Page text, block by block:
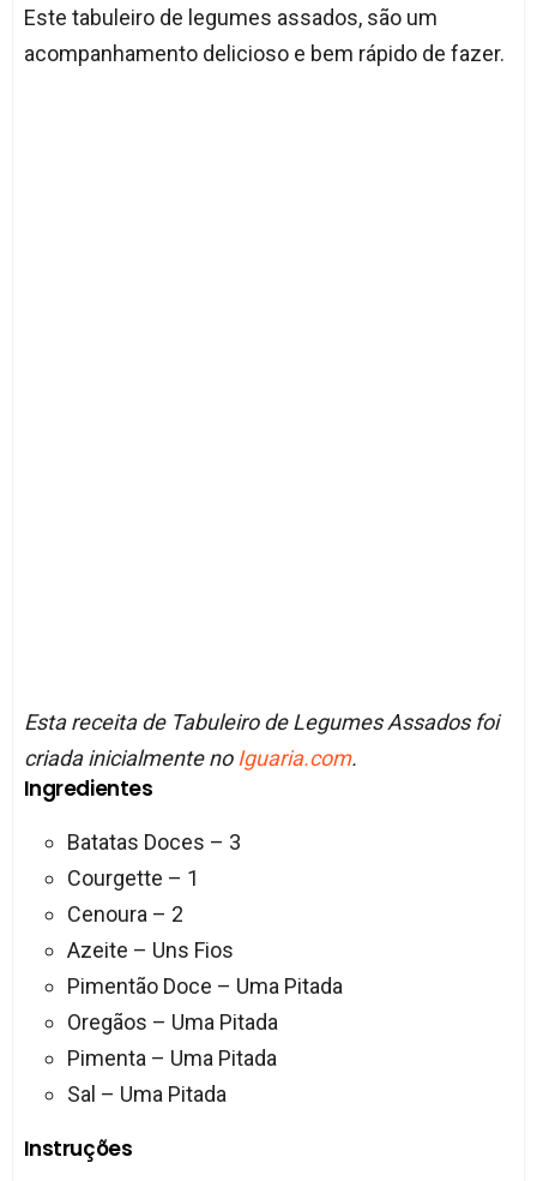
Este tabuleiro de legumes assados, são um
acompanhamento delicioso e bem rápido de fazer.
Esta receita de Tabuleiro de Legumes Assados foi
criada inicialmente no Iguaria.com.
Ingredientes
Batatas Doces – 3
Courgette – 1
Cenoura – 2
Azeite – Uns Fios
Pimentão Doce – Uma Pitada
Oregãos – Uma Pitada
Pimenta – Uma Pitada
Sal – Uma Pitada
Instruções